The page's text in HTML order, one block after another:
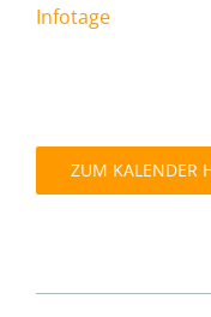
Infotage
ZUM KALENDER